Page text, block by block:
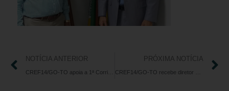
NOTÍCIA ANTERIOR PRÓXIMA NOTÍCIA